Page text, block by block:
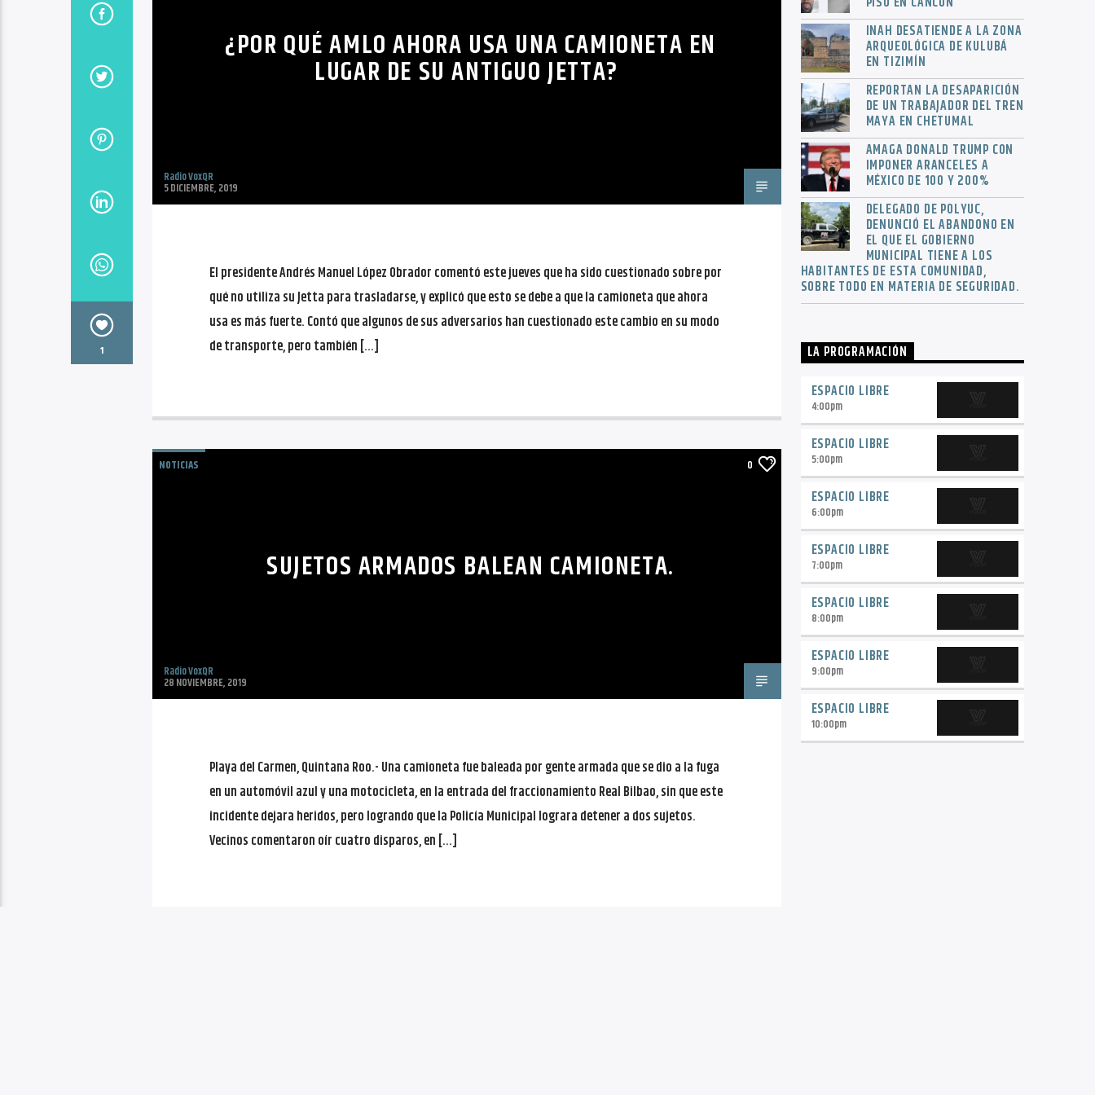
1
¿POR QUÉ AMLO AHORA USA UNA CAMIONETA EN
LUGAR DE SU ANTIGUO JETTA?
Radio VoxQR
5 DICIEMBRE, 2019
El presidente Andrés Manuel López Obrador comentó este jueves que ha sido cuestionado sobre por
qué no utiliza su Jetta para trasladarse, y explicó que esto se debe a que la camioneta que ahora
usa es más fuerte. Contó que algunos de sus adversarios han cuestionado este cambio en su modo
de transporte, pero también […]
NOTICIAS 0
SUJETOS ARMADOS BALEAN CAMIONETA.
Radio VoxQR
28 NOVIEMBRE, 2019
Playa del Carmen, Quintana Roo.- Una camioneta fue baleada por gente armada que se dio a la fuga
en un automóvil azul y una motocicleta, en la entrada del fraccionamiento Real Bilbao, sin que este
incidente dejara heridos, pero logrando que la Policía Municipal lograra detener a dos sujetos.
Vecinos comentaron oír cuatro disparos, en […]
INAH DESATIENDE A LA ZONA
ARQUEOLÓGICA DE KULUBÁ
EN TIZIMÍN
REPORTAN LA DESAPARICIÓN
DE UN TRABAJADOR DEL TREN
MAYA EN CHETUMAL
AMAGA DONALD TRUMP CON
IMPONER ARANCELES A
MÉXICO DE 100 Y 200%
DELEGADO DE POLYUC,
DENUNCIÓ EL ABANDONO EN
EL QUE EL GOBIERNO
MUNICIPAL TIENE A LOS
HABITANTES DE ESTA COMUNIDAD,
SOBRE TODO EN MATERIA DE SEGURIDAD.
LA PROGRAMACIÓN
ESPACIO LIBRE
4:00pm
ESPACIO LIBRE
5:00pm
ESPACIO LIBRE
6:00pm
ESPACIO LIBRE
7:00pm
ESPACIO LIBRE
8:00pm
ESPACIO LIBRE
9:00pm
ESPACIO LIBRE
10:00pm